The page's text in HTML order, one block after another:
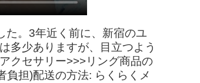
た。3年近く前に、新宿のユ
多少ありますが、目立つよう
クセサリー>>>リング商品の
負担)配送の方法: らくらくメ